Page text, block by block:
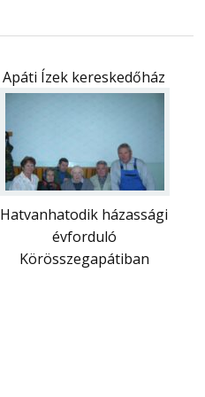
Apáti Ízek kereskedőház
Hatvanhatodik házassági
évforduló
Körösszegapátiban